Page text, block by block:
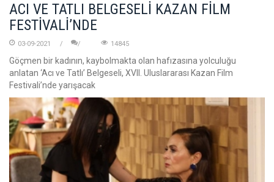
ACI VE TATLI BELGESELİ KAZAN FİLM
FESTİVALİ’NDE
03-09-2021 14845
Göçmen bir kadının, kaybolmakta olan hafızasına yolculuğu
anlatan ‘Acı ve Tatlı’ Belgeseli, XVII. Uluslararası Kazan Film
Festivali’nde yarışacak